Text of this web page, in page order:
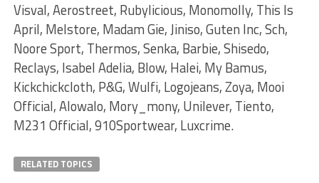
Visval, Aerostreet, Rubylicious, Monomolly, This Is
April, Melstore, Madam Gie, Jiniso, Guten Inc, Sch,
Noore Sport, Thermos, Senka, Barbie, Shisedo,
Reclays, Isabel Adelia, Blow, Halei, My Bamus,
Kickchickcloth, P&G, Wulfi, Logojeans, Zoya, Mooi
Official, Alowalo, Mory_mony, Unilever, Tiento,
M231 Official, 910Sportwear, Luxcrime.
RELATED TOPICS